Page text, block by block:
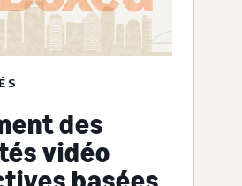
des
vidéo